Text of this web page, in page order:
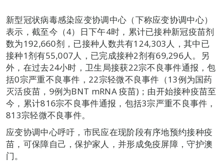
新型冠状病毒感染应变协调中心（下称应变协调中心）
表示，截至今（4）日下午4时，累计已接种新冠疫苗剂
数为192,660剂，已接种人数共有124,303人，其中已
接种1剂有55,007人，已完成接种2剂有69,296人。另
外，在过去24小时，卫生局接获22宗不良事件通报，包
括0宗严重不良事件，22宗轻微不良事件（13例为国药
灭活疫苗，9例为BNT mRNA 疫苗)；由开始接种疫苗至
今，累计816宗不良事件通报，包括3宗严重不良事件，
813宗轻微不良事件。
应变协调中心呼吁，市民应在现阶段有序地预约接种疫
苗，可保障自己，保护家人，并形成免疫屏障，守护澳
门。